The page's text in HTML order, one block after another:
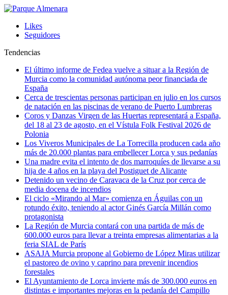
Likes
Seguidores
Tendencias
El último informe de Fedea vuelve a situar a la Región de
Murcia como la comunidad autónoma peor financiada de
España
Cerca de trescientas personas participan en julio en los cursos
de natación en las piscinas de verano de Puerto Lumbreras
Coros y Danzas Virgen de las Huertas representará a España,
del 18 al 23 de agosto, en el Vístula Folk Festival 2026 de
Polonia
Los Viveros Municipales de La Torrecilla producen cada año
más de 20.000 plantas para embellecer Lorca y sus pedanías
Una madre evita el intento de dos marroquíes de llevarse a su
hija de 4 años en la playa del Postiguet de Alicante
Detenido un vecino de Caravaca de la Cruz por cerca de
media docena de incendios
El ciclo «Mirando al Mar» comienza en Águilas con un
rotundo éxito, teniendo al actor Ginés García Millán como
protagonista
La Región de Murcia contará con una partida de más de
600.000 euros para llevar a treinta empresas alimentarias a la
feria SIAL de París
ASAJA Murcia propone al Gobierno de López Miras utilizar
el pastoreo de ovino y caprino para prevenir incendios
forestales
El Ayuntamiento de Lorca invierte más de 300.000 euros en
distintas e importantes mejoras en la pedanía del Campillo